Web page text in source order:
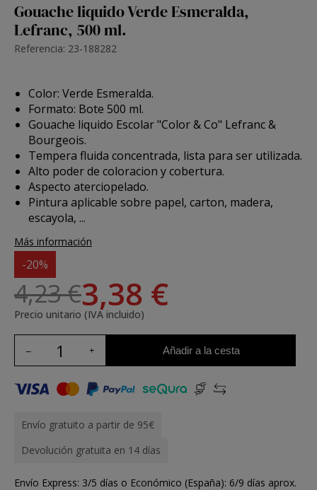
Gouache liquido Verde Esmeralda,
Lefranc, 500 ml.
Referencia: 23-188282
Color: Verde Esmeralda.
Formato: Bote 500 ml.
Gouache liquido Escolar "Color & Co" Lefranc &
Bourgeois.
Tempera fluida concentrada, lista para ser utilizada.
Alto poder de coloracion y cobertura.
Aspecto aterciopelado.
Pintura aplicable sobre papel, carton, madera,
escayola, ...
Más información
-20%
4,23 €3,38 €
Precio unitario (IVA incluido)
Añadir a la cesta
Envío gratuito a partir de 95€
Devolución gratuita en 14 días
Envío Express: 3/5 días o Económico (España): 6/9 días aprox.